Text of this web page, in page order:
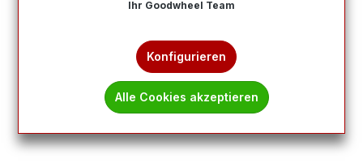
Keine Produkte gefunden.
Ihr Goodwheel Team
Konfigurieren
Alle Cookies akzeptieren